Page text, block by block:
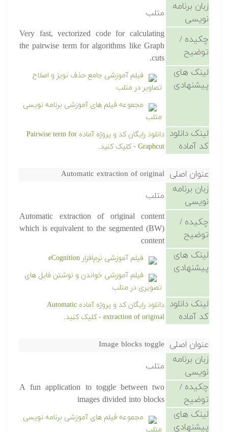
زبان برنامه
نویسی
متلب
چکیده /
توضیح
Very fast, vectorized code for calculating
the pairwise term for algorithms like Graph
cuts.
لینک های
پیشنهادی
فیلم آموزشی جامع حذف نویز و اصلاح
تصاویر در متلب
مجموعه فیلم های آموزشی برنامه نویسی
متلب
لینک دانلود
کد آماده
دانلود رایگان کد و پروژه آماده Pairwise term for
Graphcut - کلیک کنید.
عنوان اصلی Automatic extraction of original
زبان برنامه
نویسی
متلب
چکیده /
توضیح
Automatic extraction of original content
which is equivalent to the segmented (BW)
content
لینک های
پیشنهادی
فیلم آموزشی نرم‌افزار eCognition
فیلم آموزشی خواندن و نوشتن فایل های
تصویری در متلب
لینک دانلود
کد آماده
دانلود رایگان کد و پروژه آماده Automatic
extraction of original - کلیک کنید.
عنوان اصلی Image blocks toggle
زبان برنامه
نویسی
متلب
چکیده /
توضیح
A fun application to toggle between two
images divided into blocks
لینک های
پیشنهادی
مجموعه فیلم های آموزشی برنامه نویسی
متلب